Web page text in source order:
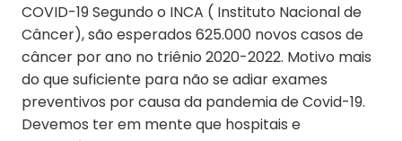
COVID-19 Segundo o INCA ( Instituto Nacional de
Câncer), são esperados 625.000 novos casos de
câncer por ano no triênio 2020-2022. Motivo mais
do que suficiente para não se adiar exames
preventivos por causa da pandemia de Covid-19.
Devemos ter em mente que hospitais e